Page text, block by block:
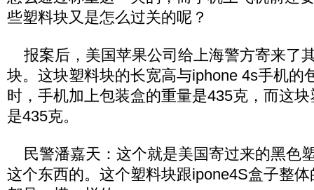
些塑料块又是怎么过关的呢？
报案后，美国苹果公司给上海警方寄来了
块。这块塑料块的长宽高与iphone 4s手机的
时，手机加上包装盒的重量是435克，而这
是435克。
民警潘嘉天：这个就是美国寄过来的黑色
这个东西的。这个塑料块跟ipone4S盒子整